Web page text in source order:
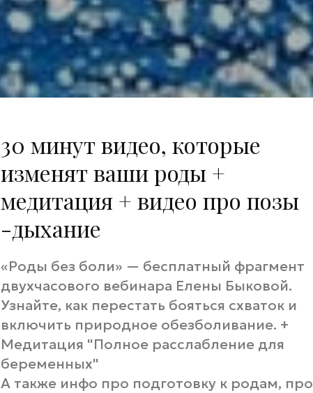
30 минут видео, которые
изменят ваши роды +
медитация + видео про позы
-дыхание
«Роды без боли» — бесплатный фрагмент
двухчасового вебинара Елены Быковой.
Узнайте, как перестать бояться схваток и
включить природное обезболивание. +
Медитация "Полное расслабление для
беременных"
А также инфо про подготовку к родам, про